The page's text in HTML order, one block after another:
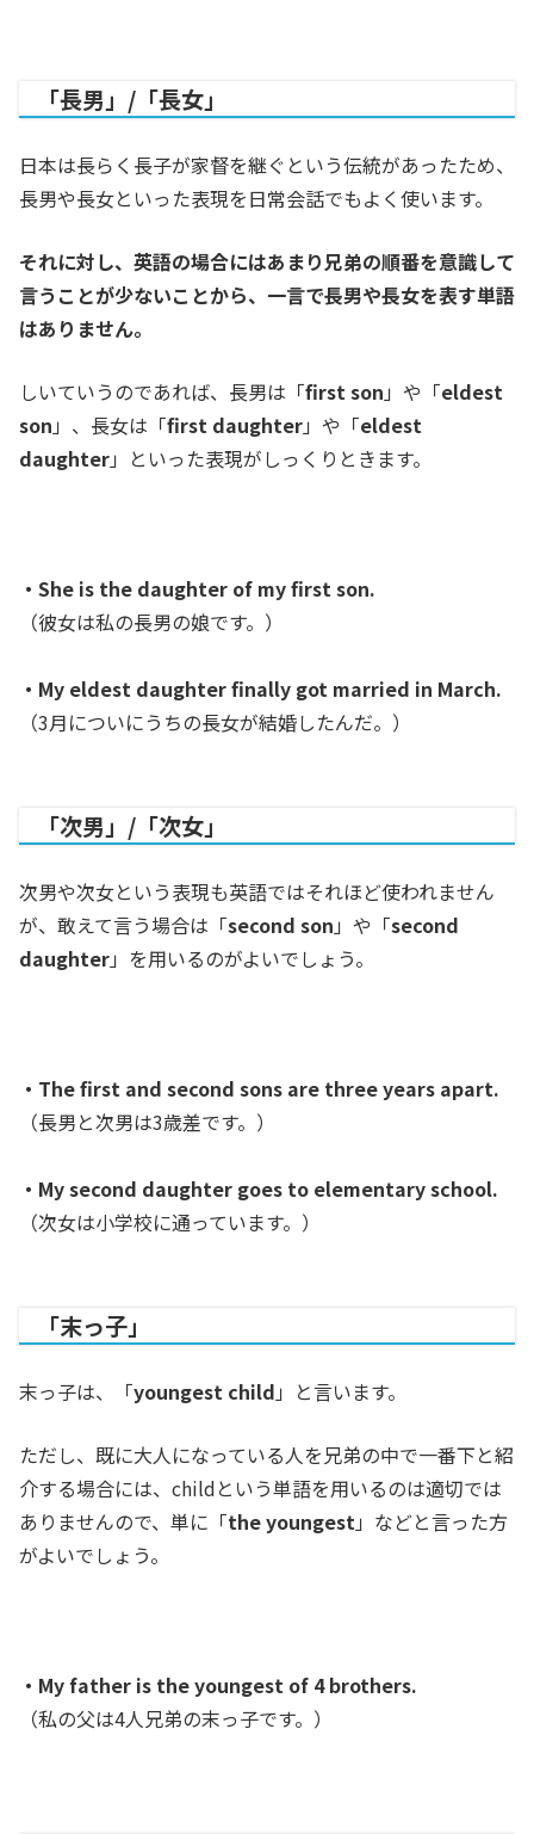
「長男」/「長女」
日本は長らく長子が家督を継ぐという伝統があったため、
長男や長女といった表現を日常会話でもよく使います。
それに対し、英語の場合にはあまり兄弟の順番を意識して
言うことが少ないことから、一言で長男や長女を表す単語
はありません。
しいていうのであれば、長男は「first son 」や「eldest
son 」、長女は「first daughter」や「eldest
daughter」といった表現がしっくりときます。
・She is the daughter of my first son.
（彼女は私の長男の娘です。）
・My eldest daughter finally got married in March.
（3月についにうちの長女が結婚したんだ。）
「次男」/「次女」
次男や次女という表現も英語ではそれほど使われません
が、敢えて言う場合は「second son 」や「second
daughter」を用いるのがよいでしょう。
・The first and second sons are three years apart.
（長男と次男は3歳差です。）
・My second daughter goes to elementary school.
（次女は小学校に通っています。）
「末っ子」
末っ子は、「youngest child 」と言います。
ただし、既に大人になっている人を兄弟の中で一番下と紹
介する場合には、childという単語を用いるのは適切では
ありませんので、単に「the youngest」などと言った方
がよいでしょう。
・My father is the youngest of 4 brothers.
（私の父は4人兄弟の末っ子です。）